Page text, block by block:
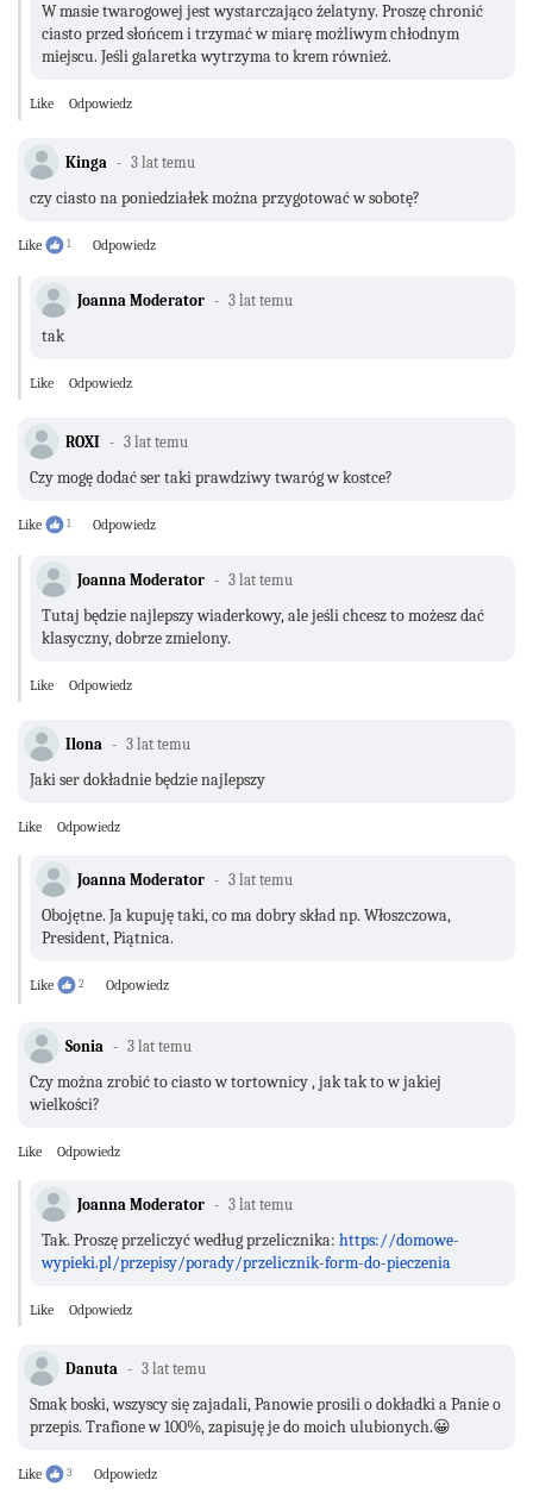
W masie twarogowej jest wystarczająco żelatyny. Proszę chronić
ciasto przed słońcem i trzymać w miarę możliwym chłodnym
miejscu. Jeśli galaretka wytrzyma to krem również.
Like Odpowiedz
Kinga 3 lat temu
czy ciasto na poniedziałek można przygotować w sobotę?
Like 1 Odpowiedz
Joanna Moderator 3 lat temu
tak
Like Odpowiedz
ROXI 3 lat temu
Czy mogę dodać ser taki prawdziwy twaróg w kostce?
Like 1 Odpowiedz
Joanna Moderator 3 lat temu
Tutaj będzie najlepszy wiaderkowy, ale jeśli chcesz to możesz dać
klasyczny, dobrze zmielony.
Like Odpowiedz
Ilona 3 lat temu
Jaki ser dokładnie będzie najlepszy
Like Odpowiedz
Joanna Moderator 3 lat temu
Obojętne. Ja kupuję taki, co ma dobry skład np. Włoszczowa,
President, Piątnica.
Like 2 Odpowiedz
Sonia 3 lat temu
Czy można zrobić to ciasto w tortownicy , jak tak to w jakiej
wielkości?
Like Odpowiedz
Joanna Moderator 3 lat temu
Tak. Proszę przeliczyć według przelicznika: https://domowe-
wypieki.pl/przepisy/porady/przelicznik-form-do-pieczenia
Like Odpowiedz
Danuta 3 lat temu
Smak boski, wszyscy się zajadali, Panowie prosili o dokładki a Panie o
przepis. Trafione w 100%, zapisuję je do moich ulubionych.😀
Like 3 Odpowiedz